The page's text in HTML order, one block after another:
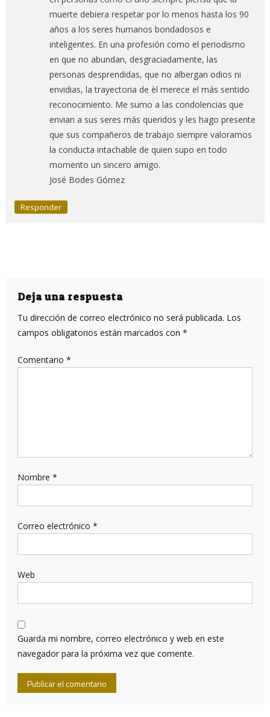
muerte debiera respetar por lo menos hasta los 90
años a los seres humanos bondadosos e
inteligentes. En una profesión como el periodismo
en que no abundan, desgraciadamente, las
personas desprendidas, que no albergan odios ni
envidias, la trayectoria de èl merece el más sentido
reconocimiento. Me sumo a las condolencias que
envian a sus seres más queridos y les hago presente
que sus compañeros de trabajo siempre valoramos
la conducta intachable de quien supo en todo
momento un sincero amigo.
José Bodes Gómez
Responder
Deja una respuesta
Tu dirección de correo electrónico no será publicada. Los
campos obligatorios están marcados con *
Comentario *
Nombre *
Correo electrónico *
Web
Guarda mi nombre, correo electrónico y web en este
navegador para la próxima vez que comente.